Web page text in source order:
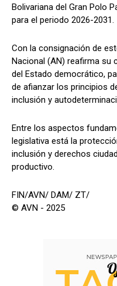
Bolivariana del Gran Polo
para el periodo 2026-2031.
Con la consignación de
Nacional (AN) reafirma su
del Estado democrático,
de afianzar los principios
inclusión y
Entre los aspectos
legislativa está la
inclusión y derechos
productivo.
FIN/AVN/ DAM/ ZT/
© AVN - 2025